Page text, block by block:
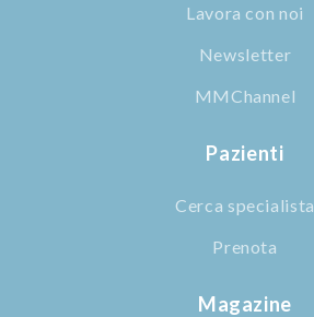
Lavora con noi
Newsletter
MMChannel
Pazienti
Cerca specialista
Prenota
Magazine